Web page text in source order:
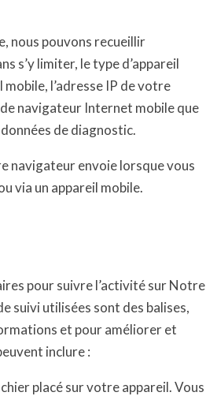
nous pouvons recueillir
s’y limiter, le type d’appareil
l’adresse IP de votre
navigateur Internet mobile que
de diagnostic.
navigateur envoie lorsque vous
via un appareil mobile.
pour suivre l’activité sur Notre
suivi utilisées sont des balises,
et pour améliorer et
inclure :
placé sur votre appareil. Vous